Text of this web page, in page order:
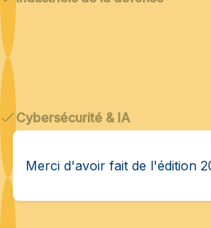
Cybersécurité & IA
Merci d'avoir fait de l'édition